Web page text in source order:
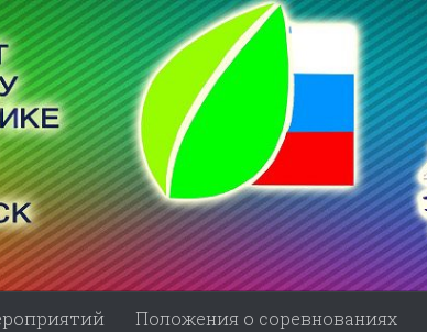
Положения о соревнованиях